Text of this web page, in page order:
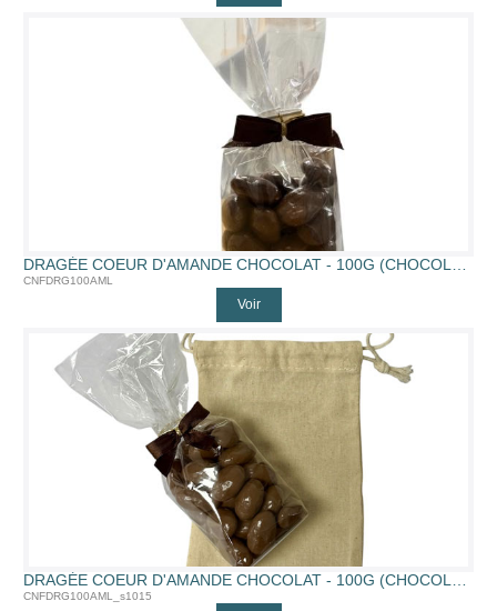
DRAGÉE COEUR D'AMANDE CHOCOLAT - 100G (CHOCOLAT AU LAIT)
CNFDRG100AML
Voir
DRAGÉE COEUR D'AMANDE CHOCOLAT - 100G (CHOCOLAT AU LAIT)
CNFDRG100AML_s1015